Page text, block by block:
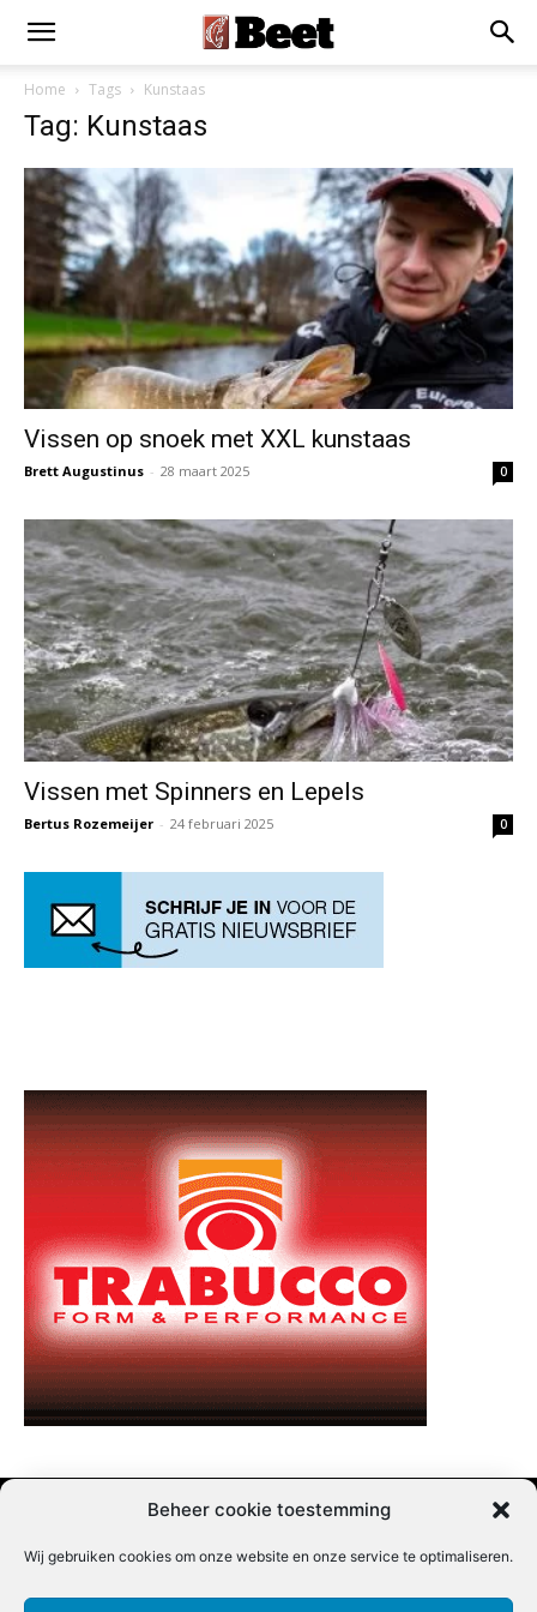
Beheer cookie toestemming
Wij gebruiken cookies om onze website en onze service te optimaliseren.
Home Tags Kunstaas
Tag: Kunstaas
Vissen op snoek met XXL kunstaas
Brett Augustinus - 28 maart 2025 0
Vissen met Spinners en Lepels
Bertus Rozemeijer - 24 februari 2025 0